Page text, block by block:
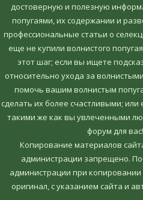
достоверную и полезную
попугаями, их содержании и
профессиональные статьи о
еще не купили волнистого
этот шаг; если вы ищете
относительно ухода за
помочь вашим волнистым
сделать их более счастливыми;
такими же как вы увлеченными
форум для
Копирование материалов
администрации запрещено.
администрации при
оригинал, c указанием сайта и